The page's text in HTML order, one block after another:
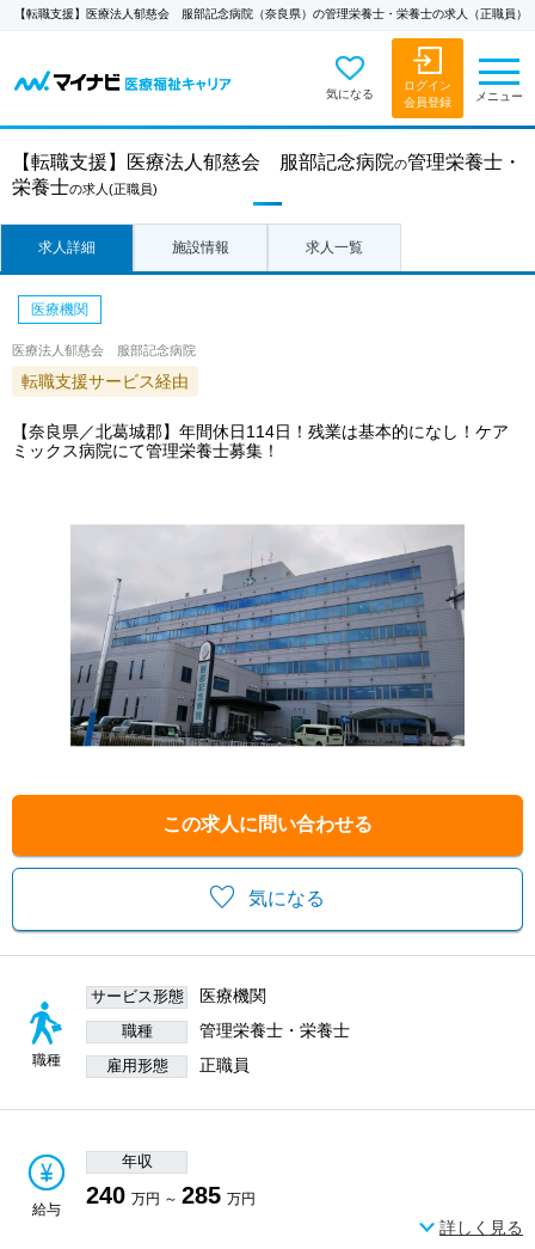
【転職支援】医療法人郁慈会 服部記念病院（奈良県）の管理栄養士・栄養士の求人（正職員）
気になる
ログイン
会員登録
メニュー
【転職支援】 医療法人郁慈会 服部記念病院の管理栄養士・
栄養士の求人 (正職員)
求人詳細 施設情報 求人一覧
気になる
この求人に問い合わせる
医療機関
医療法人郁慈会 服部記念病院
転職支援サービス経由
【奈良県／北葛城郡】年間休日114日！残業は基本的になし！ケア
ミックス病院にて管理栄養士募集！
職種
サービス形態 医療機関
職種 管理栄養士・栄養士
雇用形態 正職員
給与
年収
240 万円 ～ 285 万円
詳しく見る